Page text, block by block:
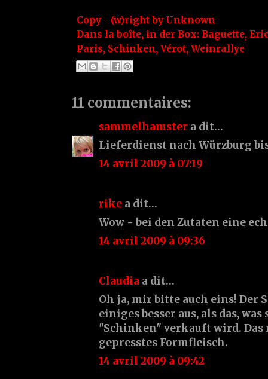
Copy - (w)right by Unknown
Dans la boîte, in der Box: Baguette,
Paris, Schinken, Vérot, Weinrallye
11 commentaires:
sammelhamster a dit…
Lieferdienst nach Würzburg
14 avril 2009 à 07:19
rike a dit…
Wow - bei den Zutaten eine
14 avril 2009 à 09:36
Claudia a dit…
Oh ja, mir bitte auch eins! Der
einiges besser aus, als das,
"Schinken" verkauft wird. Das
gepresstes Formfleisch.
14 avril 2009 à 09:42